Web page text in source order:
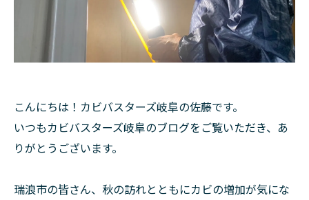
こんにちは！カビバスターズ岐阜の佐藤です。
いつもカビバスターズ岐阜のブログをご覧いただき、あ
りがとうございます。
瑞浪市の皆さん、秋の訪れとともにカビの増加が気にな